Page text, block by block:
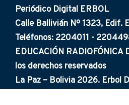
Periódico Digital ERBOL
Calle Ballivián Nº 1323, Edif.
Teléfonos: 2204011 -
EDUCACIÓN RADIOFÓNICA
los derechos reservados
La Paz – Bolivia 2026. Erbol